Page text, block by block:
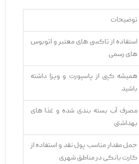
توضیحات
استفاده از تاکسی ‌های معتبر و اتوبوس
‌های رسمی
همیشه کپی از پاسپورت و ویزا داشته
باشید
مصرف آب بسته ‌بندی شده و غذا های
بهداشتی
حمل مقدار مناسب پول نقد و استفاده از
کارت بانکی در مناطق شهری